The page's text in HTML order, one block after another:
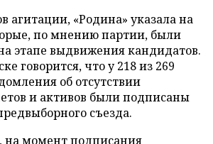
агитации, «Родина» указала на
по мнению партии, были
этапе выдвижения кандидатов.
говорится, что у 218 из 269
об отсутствии
и активов были подписаны
съезда.
на момент подписания